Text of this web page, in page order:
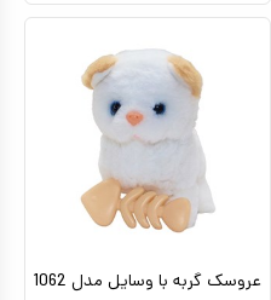
اسباب بازی ورزشی
کیف و کوله پشتی
اسباب بازی علمی
اسباب بازی مشاغل
عروسک گربه با وسایل مدل 1062